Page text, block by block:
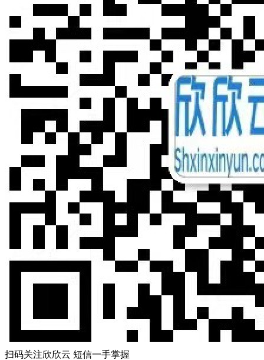
扫码关注欣欣云 短信一手掌握